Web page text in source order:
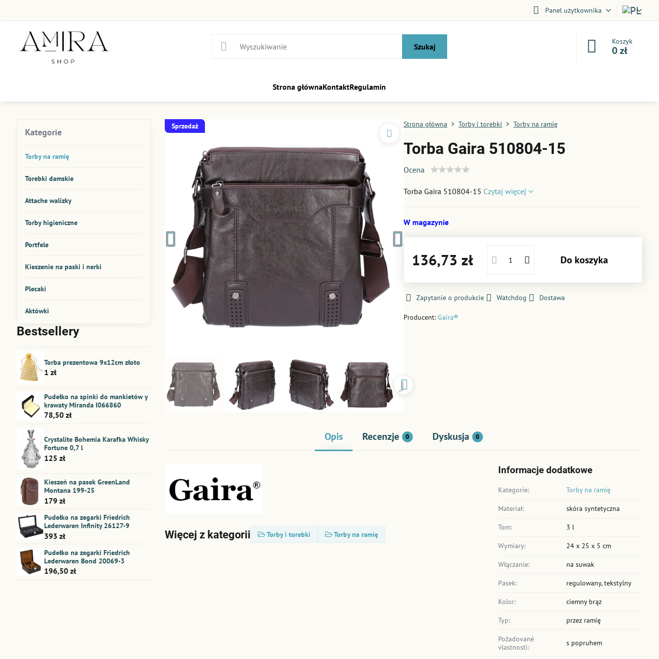
Panel użytkownika
Szukaj
Koszyk
0 zł
Strona głównaKontaktRegulamin
Sprzedaż Strona główna Torby i torebki Torby na ramię
Torba Gaira 510804-15
Ocena
Torba Gaira 510804-15 Czytaj więcej
W magazynie
136,73 zł Do koszyka
Zapytanie o produkcie Watchdog Dostawa
Producent:Gaira®
Opis Recenzje 0 Dyskusja 0
Więcej z kategorii Torby i torebki Torby na ramię
Informacje dodatkowe
Kategorie: Torby na ramię
Materiał: skóra syntetyczna
Tom: 3 l
Wymiary: 24 x 25 x 5 cm
Włączanie: na suwak
Pasek: regulowany, tekstylny
Kolor: ciemny brąz
Typ: przez ramię
Požadované
vlastnosti:
s popruhem
Kategorie
Torby na ramię
Torebki damskie
Attache walizky
Torby higieniczne
Portfele
Kieszenie na paski i nerki
Plecaki
Aktówki
Bestsellery
Torba prezentowa 9x12cm złoto
1 zł
Pudełko na spinki do mankietów y
krawaty Miranda I066860
78,50 zł
Crystalite Bohemia Karafka Whisky
Fortune 0,7 l
125 zł
Kieszeń na pasek GreenLand
Montana 199-25
179 zł
Pudełko na zegarki Friedrich
Lederwaren Infinity 26127-9
393 zł
Pudełko na zegarki Friedrich
Lederwaren Bond 20069-3
196,50 zł